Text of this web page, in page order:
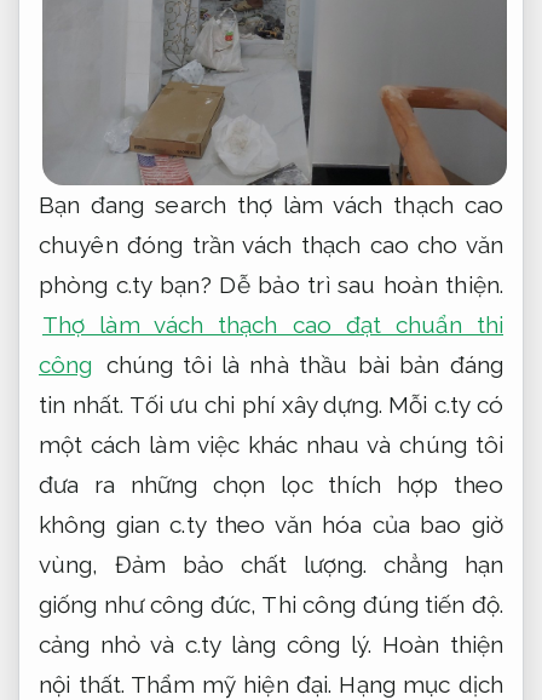
Bạn đang search thợ làm vách thạch cao
chuyên đóng trần vách thạch cao cho văn
phòng c.ty bạn? Dễ bảo trì sau hoàn thiện.
Thợ làm vách thạch cao đạt chuẩn thi
công chúng tôi là nhà thầu bài bản đáng
tin nhất. Tối ưu chi phí xây dựng. Mỗi c.ty có
một cách làm việc khác nhau và chúng tôi
đưa ra những chọn lọc thích hợp theo
không gian c.ty theo văn hóa của bao giờ
vùng,Đảm bảo chất lượng. chẳng hạn
giống như công đức, Thi công đúng tiến độ.
cảng nhỏ và c.ty làng công lý. Hoàn thiện
nội thất. Thẩm mỹ hiện đại. Hạng mục dịch